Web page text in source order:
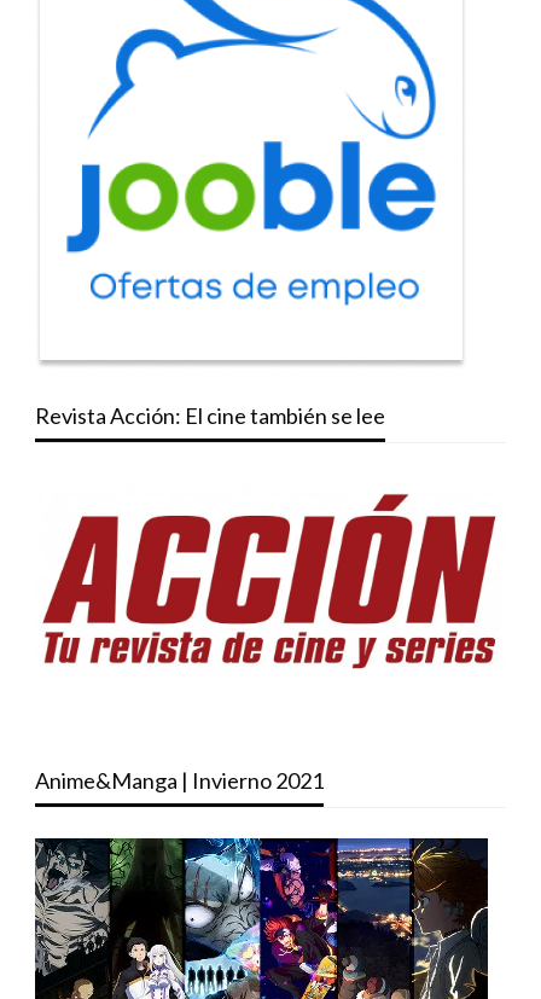
Revista Acción: El cine también se lee
Anime&Manga | Invierno 2021